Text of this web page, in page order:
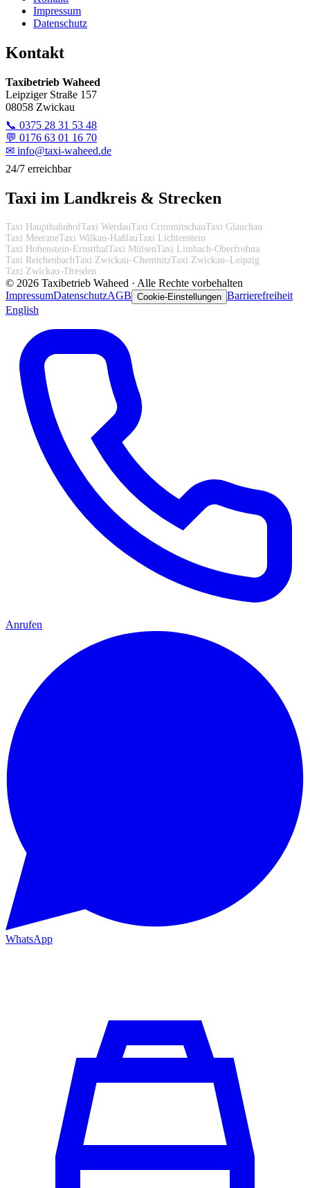
Impressum
Datenschutz
Kontakt
Taxibetrieb Waheed
Leipziger Straße 157
08058 Zwickau
📞 0375 28 31 53 48
💬 0176 63 01 16 70
✉ info@taxi-waheed.de
24/7 erreichbar
Taxi im Landkreis & Strecken
Taxi HauptbahnhofTaxi WerdauTaxi CrimmitschauTaxi Glauchau
Taxi MeeraneTaxi Wilkau-HaßlauTaxi Lichtenstein
Taxi Hohenstein-Ernstthal Taxi MülsenTaxi Limbach-Oberfrohna
Taxi ReichenbachTaxi Zwickau–ChemnitzTaxi Zwickau–Leipzig
Taxi Zwickau–Dresden
© 2026 Taxibetrieb Waheed · Alle Rechte vorbehalten
ImpressumDatenschutzAGB Cookie-Einstellungen Barrierefreiheit
English
Anrufen
WhatsApp